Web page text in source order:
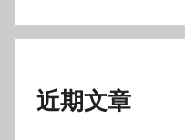
近期文章